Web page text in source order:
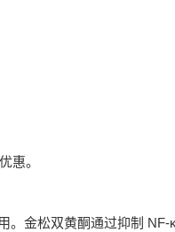
惠。
金松双黄酮通过抑制